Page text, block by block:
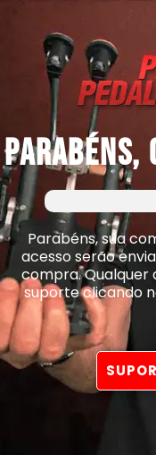
Parabéns,
Parabéns, sua
acesso serão
compra.
suporte clicando